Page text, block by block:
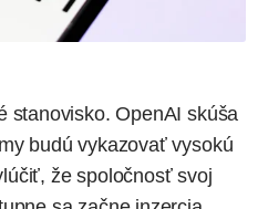
stanovisko. OpenAI skúša
budú vykazovať vysokú
že spoločnosť svoj